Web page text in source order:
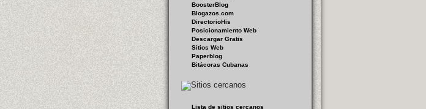
BoosterBlog
Blogazos.com
DirectorioHis
Posicionamiento Web
Descargar Gratis
Sitios Web
Paperblog
Bitácoras Cubanas
Lista de sitios cercanos